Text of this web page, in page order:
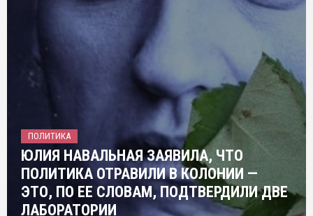
ПОЛИТИКА
ЮЛИЯ НАВАЛЬНАЯ ЗАЯВИЛА, ЧТО
ПОЛИТИКА ОТРАВИЛИ В КОЛОНИИ —
ЭТО, ПО ЕЕ СЛОВАМ, ПОДТВЕРДИЛИ ДВЕ
ЛАБОРАТОРИИ